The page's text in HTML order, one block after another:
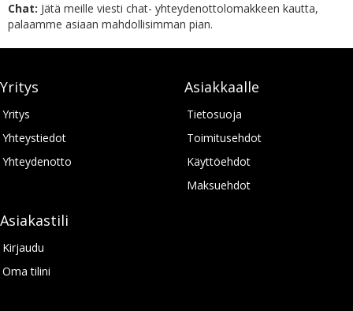
Chat: Jätä meille viesti chat- yhteydenottolomakkeen kautta,
palaamme asiaan mahdollisimman pian.
Yritys
Yritys
Yhteystiedot
Yhteydenotto
Asiakkaalle
Tietosuoja
Toimitusehdot
Käyttöehdot
Maksuehdot
Asiakastili
Kirjaudu
Oma tilini